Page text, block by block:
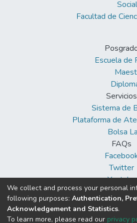
sentido mientras
tenga bien
clientes que lo
Facultad de
Escuela de
Servicios
Sistema de
Plataforma de
Bolsa
FAQs
Twitter
Youtube
We collect and process your personal
following purposes: Authentication,
Acknowledgement and Statistics.
To learn more, please read our privacy